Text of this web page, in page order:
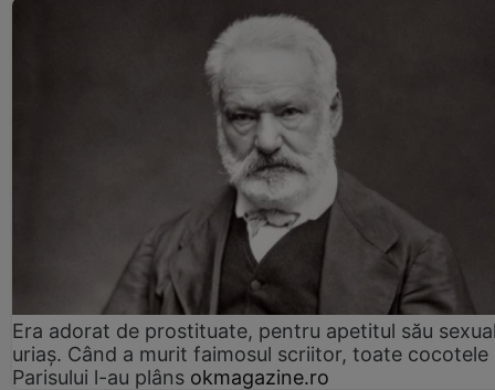
Era adorat de prostituate, pentru apetitul său
uriaș. Când a murit faimosul scriitor, toate cocotele
Parisului l-au plâns okmagazine.ro